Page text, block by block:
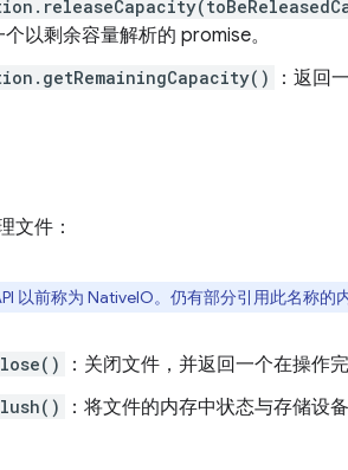
以剩余容量解析的 promise。
：返回
文件：
以前称为 NativeIO。仍有部分引用此名称的
：关闭文件，并返回一个在操作
：将文件的内存中状态与存储设